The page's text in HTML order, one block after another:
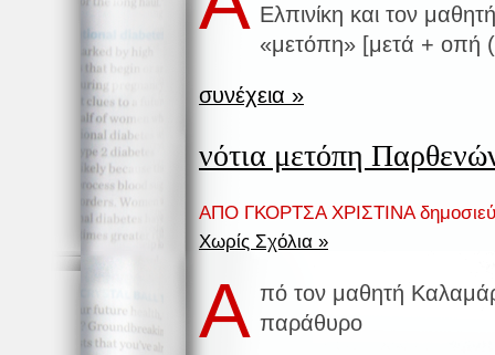
Ελπινίκη και τον
«μετόπη» [μετά +
συνέχεια »
νότια μετόπη
ΑΠΟ ΓΚΟΡΤΣΑ ΧΡΙΣΤΙΝΑ
Χωρίς Σχόλια »
Α πό τον μαθητή
παράθυρο